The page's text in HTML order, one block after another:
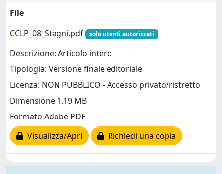
File
CCLP_08_Stagni.pdf
solo utenti autorizzati
Descrizione: Articolo intero
Tipologia: Versione finale editoriale
Licenza: NON PUBBLICO - Accesso privato/ristretto
Dimensione 1.19 MB
Formato Adobe PDF
Visualizza/Apri
Richiedi una copia